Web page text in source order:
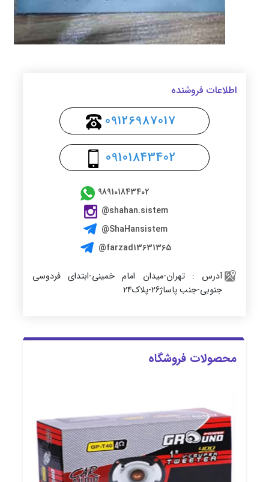
اطلاعات فروشنده
09126987017
09101843402
989101843402
@shahan.sistem
@ShaHansistem
@farzad13631365
آدرس : تهران-میدان امام خمینی-ابتدای فردوسی
جنوبی-جنب پاساژ26-پلاک24
محصولات فروشگاه